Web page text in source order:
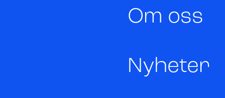
Om oss
Nyheter